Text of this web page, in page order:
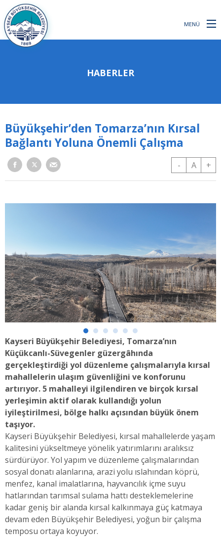
MENÜ
HABERLER
Büyükşehir’den Tomarza’nın Kırsal
Bağlantı Yoluna Önemli Çalışma
- A +
Kayseri Büyükşehir Belediyesi, Tomarza’nın
Küçükcanlı-Süvegenler güzergâhında
gerçekleştirdiği yol düzenleme çalışmalarıyla kırsal
mahallelerin ulaşım güvenliğini ve konforunu
artırıyor. 5 mahalleyi ilgilendiren ve birçok kırsal
yerleşimin aktif olarak kullandığı yolun
iyileştirilmesi, bölge halkı açısından büyük önem
taşıyor.
Kayseri Büyükşehir Belediyesi, kırsal mahallelerde yaşam
kalitesini yükseltmeye yönelik yatırımlarını aralıksız
sürdürüyor. Yol yapım ve düzenleme çalışmalarından
sosyal donatı alanlarına, arazi yolu ıslahından köprü,
menfez, kanal imalatlarına, hayvancılık içme suyu
hatlarından tarımsal sulama hattı desteklemelerine
kadar geniş bir alanda kırsal kalkınmaya güç katmaya
devam eden Büyükşehir Belediyesi, yoğun bir çalışma
temposu ortaya koyuyor.